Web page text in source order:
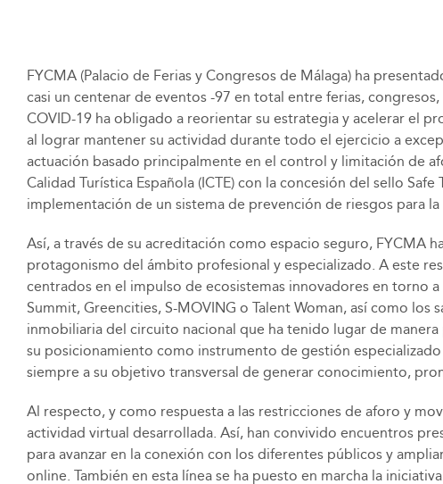
FYCMA (Palacio de Ferias y Congresos de Málaga) ha
casi un centenar de eventos -97 en total entre ferias,
COVID-19 ha obligado a reorientar su estrategia y acelerar el
al lograr mantener su actividad durante todo el ejercicio a
actuación basado principalmente en el control y limitación de
Calidad Turística Española (ICTE) con la concesión del sello
implementación de un sistema de prevención de riesgos para la
Así, a través de su acreditación como espacio seguro, FYCMA
protagonismo del ámbito profesional y especializado. A este
centrados en el impulso de ecosistemas innovadores en torno
Summit, Greencities, S-MOVING o Talent Woman, así como
inmobiliaria del circuito nacional que ha tenido lugar de
su posicionamiento como instrumento de gestión
siempre a su objetivo transversal de generar conocimiento,
Al respecto, y como respuesta a las restricciones de aforo y
actividad virtual desarrollada. Así, han convivido encuentros
para avanzar en la conexión con los diferentes públicos y
online. También en esta línea se ha puesto en marcha la